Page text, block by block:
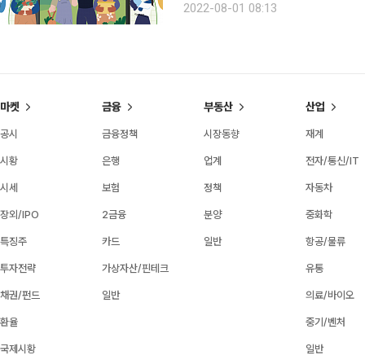
이다. 이러한 농업 첨단기술은 농사의
2022-08-01 08:13
마켓
공시
시황
시세
장외/IPO
특징주
투자전략
채권/펀드
환율
국제시황
금융
금융정책
은행
보험
2금융
카드
가상자산/핀테크
일반
부동산
시장동향
업계
정책
분양
일반
산업
재계
전자/통신/IT
자동차
중화학
항공/물류
유통
의료/바이오
중기/벤처
일반